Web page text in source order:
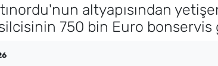
altyapısından
750 bin Euro